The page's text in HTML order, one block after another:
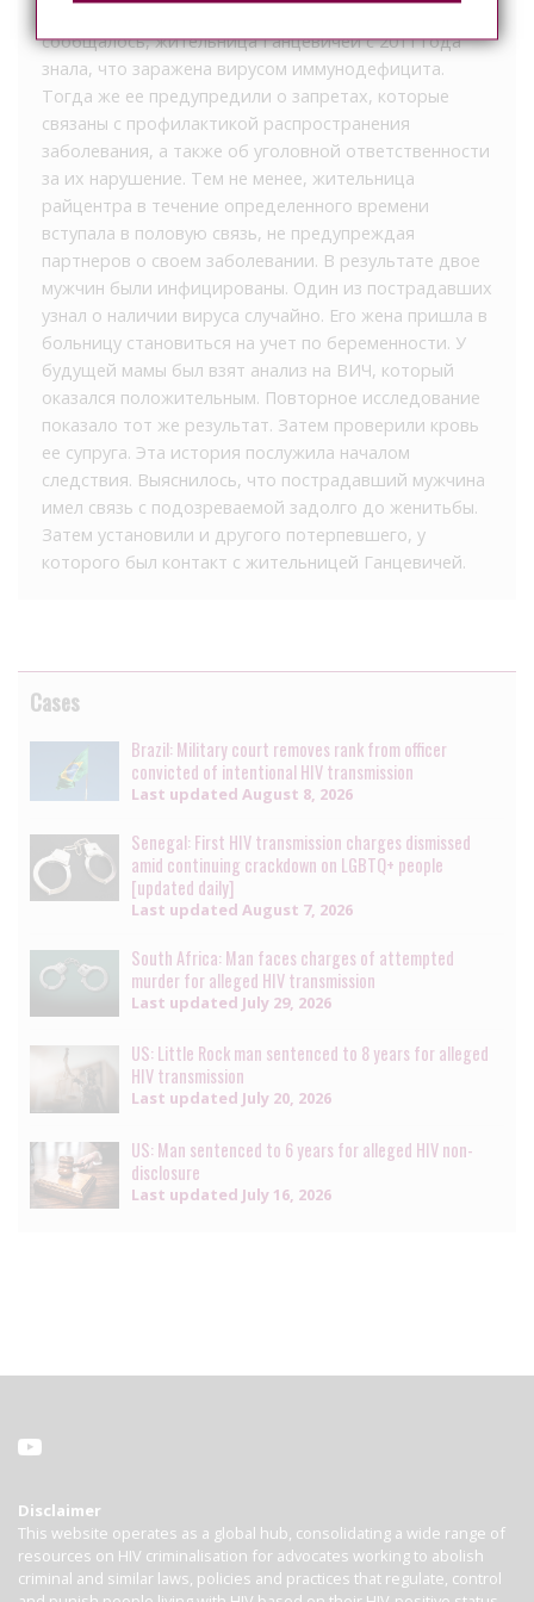
сообщалось, жительница Ганцевичей с 2011 года
знала, что заражена вирусом иммунодефицита.
Тогда же ее предупредили о запретах, которые
связаны с профилактикой распространения
заболевания, а также об уголовной ответственности
за их нарушение. Тем не менее, жительница
райцентра в течение определенного времени
вступала в половую связь, не предупреждая
партнеров о своем заболевании. В результате двое
мужчин были инфицированы. Один из пострадавших
узнал о наличии вируса случайно. Его жена пришла в
больницу становиться на учет по беременности. У
будущей мамы был взят анализ на ВИЧ, который
оказался положительным. Повторное исследование
показало тот же результат. Затем проверили кровь
ее супруга. Эта история послужила началом
следствия. Выяснилось, что пострадавший мужчина
имел связь с подозреваемой задолго до женитьбы.
Затем установили и другого потерпевшего, у
которого был контакт с жительницей Ганцевичей.
Cases
Brazil: Military court removes rank from officer
convicted of intentional HIV transmission
Last updated August 8, 2026
Senegal: First HIV transmission charges dismissed
amid continuing crackdown on LGBTQ+ people
[updated daily]
Last updated August 7, 2026
South Africa: Man faces charges of attempted
murder for alleged HIV transmission
Last updated July 29, 2026
US: Little Rock man sentenced to 8 years for alleged
HIV transmission
Last updated July 20, 2026
US: Man sentenced to 6 years for alleged HIV non-
disclosure
Last updated July 16, 2026
Disclaimer
This website operates as a global hub, consolidating a wide range of
resources on HIV criminalisation for advocates working to abolish
criminal and similar laws, policies and practices that regulate, control